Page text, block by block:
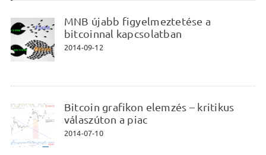
MNB újabb figyelmeztetése a
bitcoinnal kapcsolatban
2014-09-12
Bitcoin grafikon elemzés – kritikus
válaszúton a piac
2014-07-10